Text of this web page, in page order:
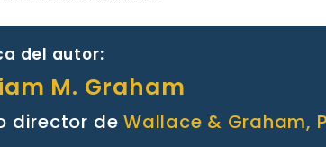
del autor:
M. Graham
director deWallace & Graham,